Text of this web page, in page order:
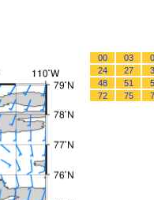
00 03
24
27
48
51
72
75